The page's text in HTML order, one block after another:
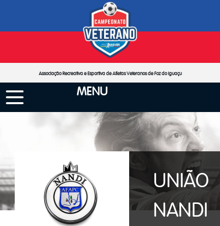
Associação Recreativa e Esportiva de Atletas Veteranos de Foz do Iguaçu
MENU
UNIÃO
NANDI